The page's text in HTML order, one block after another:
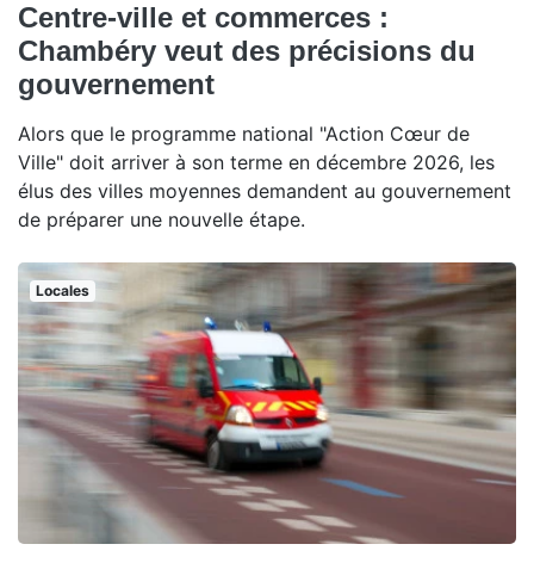
Centre-ville et commerces :
Chambéry veut des précisions du
gouvernement
Alors que le programme national "Action Cœur de
Ville" doit arriver à son terme en décembre 2026, les
élus des villes moyennes demandent au gouvernement
de préparer une nouvelle étape.
Locales